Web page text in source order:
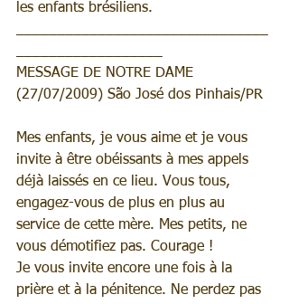
les enfants brésiliens.
MESSAGE DE NOTRE DAME
(27/07/2009) São José dos Pinhais/PR
Mes enfants, je vous aime et je vous
invite à être obéissants à mes appels
déjà laissés en ce lieu. Vous tous,
engagez-vous de plus en plus au
service de cette mère. Mes petits, ne
vous démotifiez pas. Courage !
Je vous invite encore une fois à la
prière et à la pénitence. Ne perdez pas